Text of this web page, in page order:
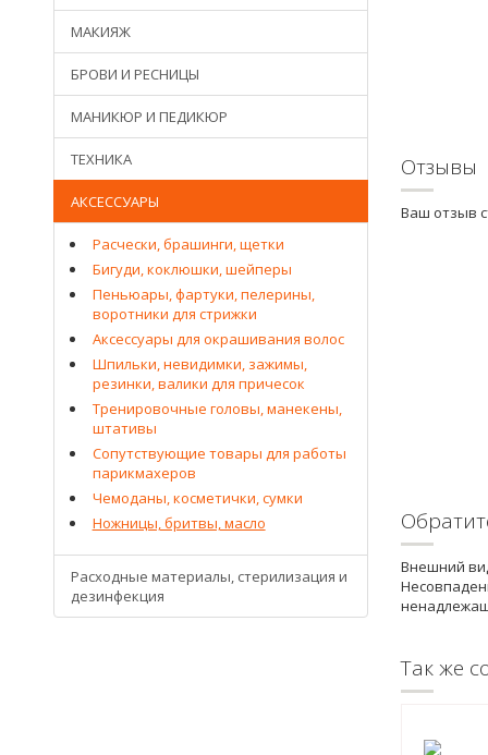
Отзывы
Ваш отзыв
Внешний
Так же
МАКИЯЖ
БРОВИ И РЕСНИЦЫ
МАНИКЮР И ПЕДИКЮР
ТЕХНИКА
АКСЕССУАРЫ
Расчески, брашинги, щетки
Бигуди, коклюшки, шейперы
Пеньюары, фартуки, пелерины,
воротники для стрижки
Аксессуары для окрашивания волос
Шпильки, невидимки, зажимы,
резинки, валики для причесок
Тренировочные головы, манекены,
штативы
Сопутствующие товары для работы
парикмахеров
Чемоданы, косметички, сумки
Ножницы, бритвы, масло
Расходные материалы, стерилизация и
дезинфекция